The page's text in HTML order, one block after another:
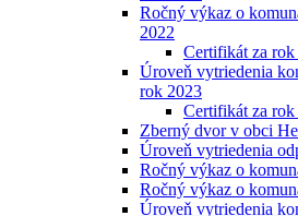
Ročný výkaz o
2022
Certifikát za rok
Úroveň vytriedenia
rok 2023
Certifikát za rok
Zberný dvor v obci
Úroveň vytriedenia
Ročný výkaz o
Ročný výkaz o
Úroveň vytriedenia